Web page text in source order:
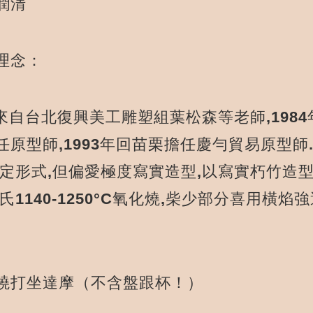
清
念：
台北復興美工雕塑組葉松森等老師,1984
原型師,1993年回苗栗擔任慶勻貿易原型
形式,但偏愛極度寫實造型,以寫實朽竹造
1140-1250°C氧化燒,柴少部分喜用橫焰
打坐達摩（不含盤跟杯！）